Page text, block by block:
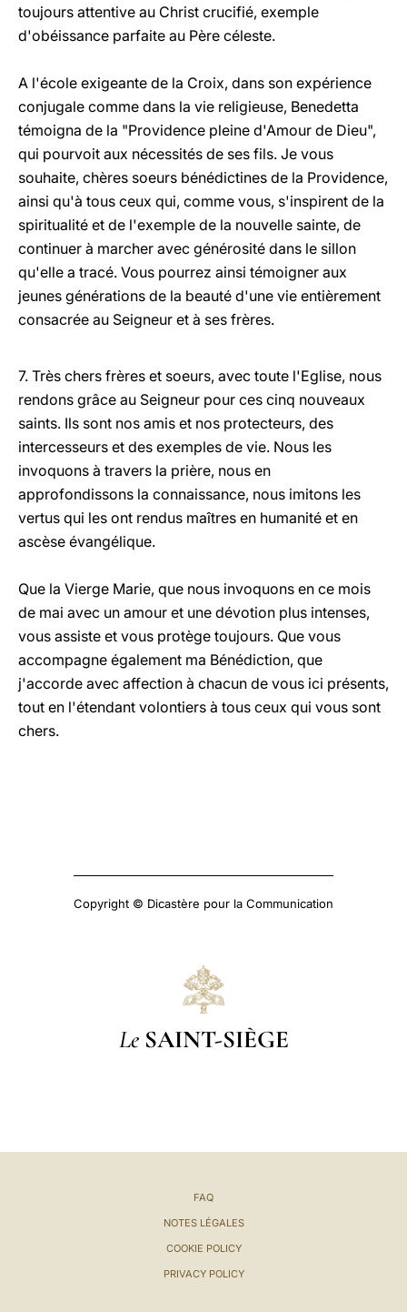
toujours attentive au Christ crucifié, exemple
d'obéissance parfaite au Père céleste.
A l'école exigeante de la Croix, dans son expérience
conjugale comme dans la vie religieuse, Benedetta
témoigna de la "Providence pleine d'Amour de Dieu",
qui pourvoit aux nécessités de ses fils. Je vous
souhaite, chères soeurs bénédictines de la Providence,
ainsi qu'à tous ceux qui, comme vous, s'inspirent de la
spiritualité et de l'exemple de la nouvelle sainte, de
continuer à marcher avec générosité dans le sillon
qu'elle a tracé. Vous pourrez ainsi témoigner aux
jeunes générations de la beauté d'une vie entièrement
consacrée au Seigneur et à ses frères.
7. Très chers frères et soeurs, avec toute l'Eglise, nous
rendons grâce au Seigneur pour ces cinq nouveaux
saints. Ils sont nos amis et nos protecteurs, des
intercesseurs et des exemples de vie. Nous les
invoquons à travers la prière, nous en
approfondissons la connaissance, nous imitons les
vertus qui les ont rendus maîtres en humanité et en
ascèse évangélique.
Que la Vierge Marie, que nous invoquons en ce mois
de mai avec un amour et une dévotion plus intenses,
vous assiste et vous protège toujours. Que vous
accompagne également ma Bénédiction, que
j'accorde avec affection à chacun de vous ici présents,
tout en l'étendant volontiers à tous ceux qui vous sont
chers.
Copyright © Dicastère pour la Communication
Le SAINT-SIÈGE
FAQ
NOTES LÉGALES
COOKIE POLICY
PRIVACY POLICY